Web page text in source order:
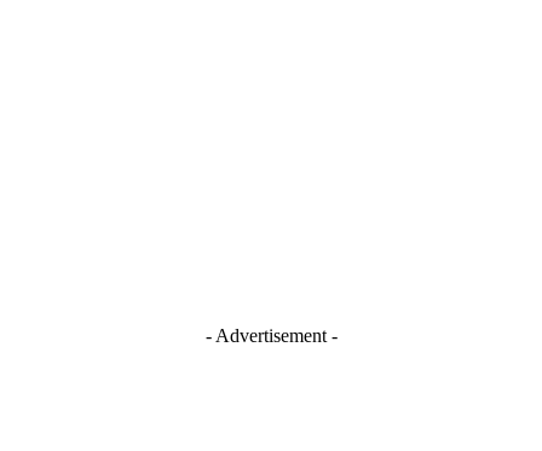
- Advertisement -